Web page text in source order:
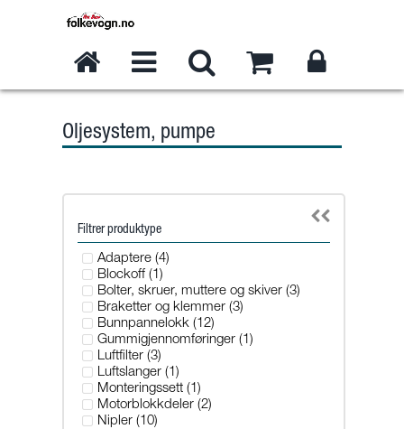
Oljesystem, pumpe
Filtrer produktype
Adaptere (4)
Blockoff (1)
Bolter, skruer, muttere og skiver (3)
Braketter og klemmer (3)
Bunnpannelokk (12)
Gummigjennomføringer (1)
Luftfilter (3)
Luftslanger (1)
Monteringssett (1)
Motorblokkdeler (2)
Nipler (10)